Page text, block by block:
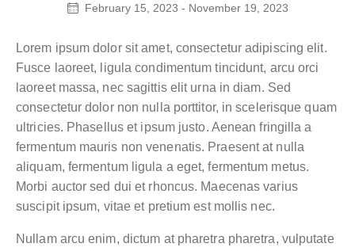
February 15, 2023 - November 19, 2023
Lorem ipsum dolor sit amet, consectetur adipiscing elit.
Fusce laoreet, ligula condimentum tincidunt, arcu orci
laoreet massa, nec sagittis elit urna in diam. Sed
consectetur dolor non nulla porttitor, in scelerisque quam
ultricies. Phasellus et ipsum justo. Aenean fringilla a
fermentum mauris non venenatis. Praesent at nulla
aliquam, fermentum ligula a eget, fermentum metus.
Morbi auctor sed dui et rhoncus. Maecenas varius
suscipit ipsum, vitae et pretium est mollis nec.
Nullam arcu enim, dictum at pharetra pharetra, vulputate